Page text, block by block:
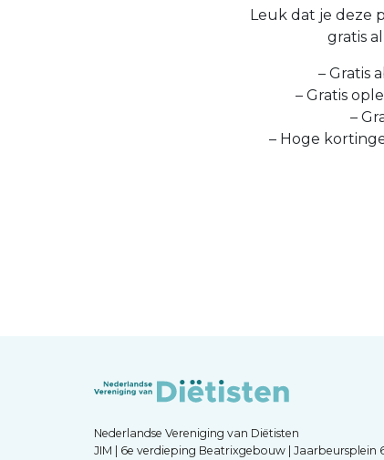
Leuk dat je deze
gratis
– Gratis
– Gratis
–
– Hoge
Nederlandse Vereniging van Diëtisten
JIM | 6e verdieping Beatrixgebouw | Jaarbeursplein